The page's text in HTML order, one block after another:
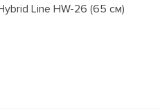
Line HW-26 (65 см)